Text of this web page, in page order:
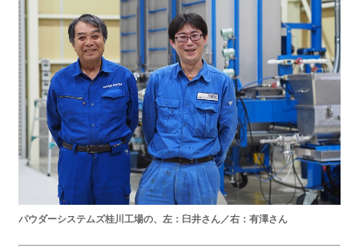
パウダーシステムズ桂川工場の、左：臼井さん／右：有澤さん